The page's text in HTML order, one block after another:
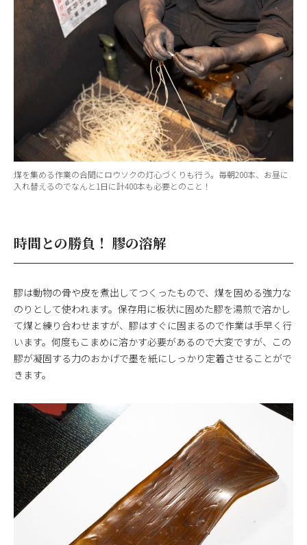
煤を集める作業の合間にロウソクの灯心づくりも行う。毎朝200本、お昼に
入れ替えるのでなんと1日に計400本も必要とのこと！
時間との勝負！ 膠の溶解
膠は動物の骨や皮を煮出してつくったもので、煤を固める強力な
のりとして使われます。保存用に板状に固めた膠を湯煎で溶かし
て煤と練り合わせますが、膠はすぐに固まるので作業は手早く行
います。何度もこまめに溶かす必要があるので大変ですが、この
膠が凝固する力のおかげで墨を紙にしっかり定着させることがで
きます。